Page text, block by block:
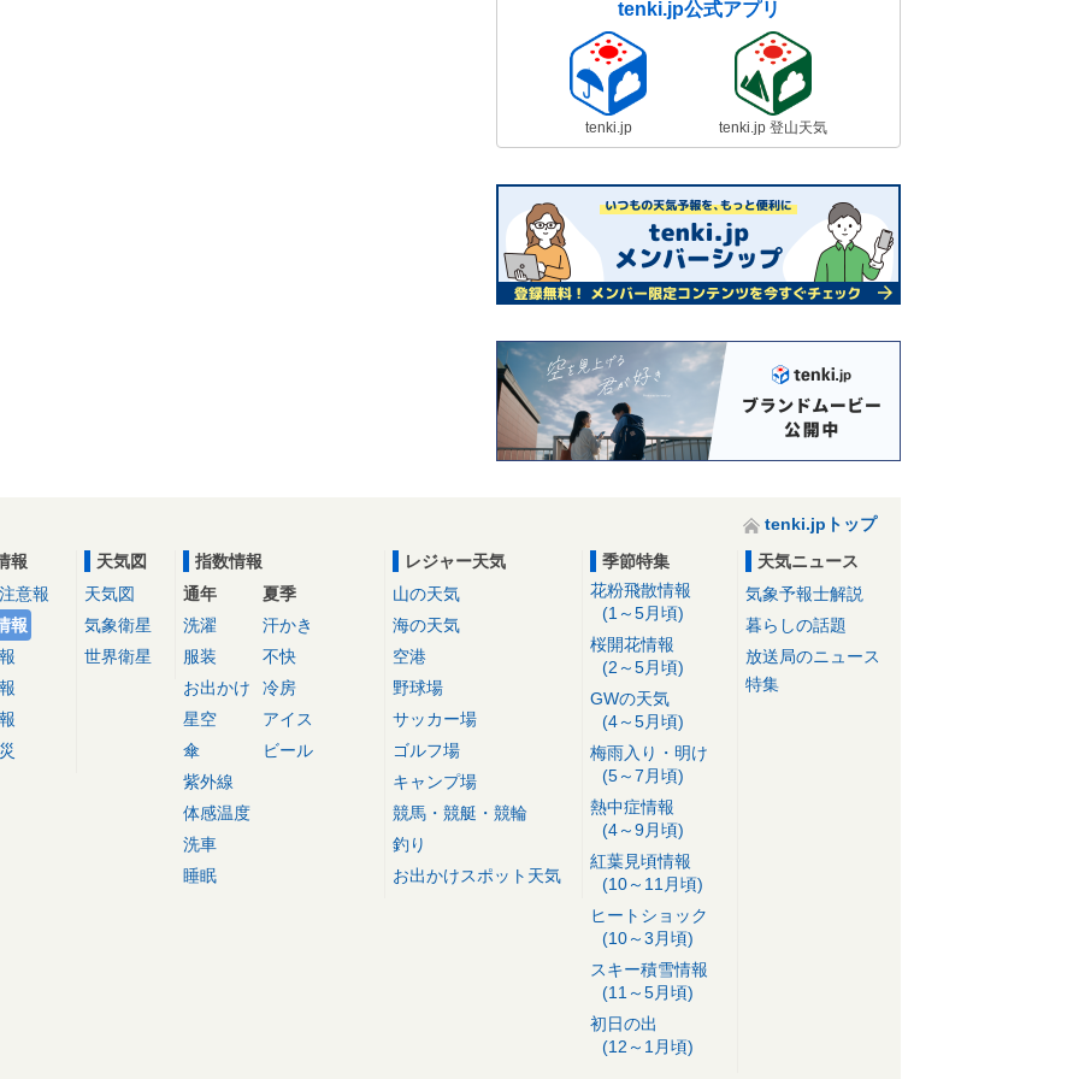
tenki.jp公式アプリ
tenki.jp tenki.jp 登山天気
tenki.jpトップ
報
意報
報
天気図
天気図
気象衛星
世界衛星
指数情報
通年
洗濯
服装
お出かけ
星空
傘
紫外線
体感温度
洗車
睡眠
夏季
汗かき
不快
冷房
アイス
ビール
レジャー天気
山の天気
海の天気
空港
野球場
サッカー場
ゴルフ場
キャンプ場
競馬・競艇・競輪
釣り
お出かけスポット天気
季節特集
花粉飛散情報
(1～5月頃)
桜開花情報
(2～5月頃)
GWの天気
(4～5月頃)
梅雨入り・明け
(5～7月頃)
熱中症情報
(4～9月頃)
紅葉見頃情報
(10～11月頃)
ヒートショック
(10～3月頃)
スキー積雪情報
(11～5月頃)
初日の出
(12～1月頃)
天気ニュース
気象予報士解説
暮らしの話題
放送局のニュース
特集